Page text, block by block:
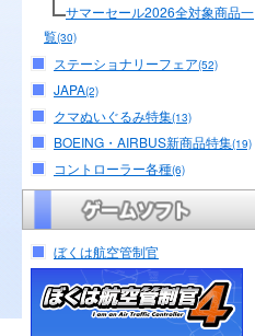
サマーセール2026全対象商品一
覧(30)
ステーショナリーフェア(52)
JAPA(2)
クマぬいぐるみ特集(13)
BOEING・AIRBUS新商品特集(19)
コントローラー各種(6)
ぼくは航空管制官